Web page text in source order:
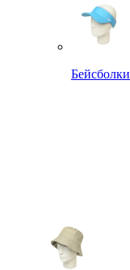
Бейсболки